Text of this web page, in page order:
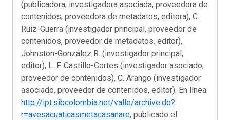
(publicadora, investigadora asociada, proveedora de
contenidos, proveedora de metadatos, editora), C.
Ruiz-Guerra (investigador principal, proveedor de
contenidos, proveedor de metadatos, editor),
Johnston-González R. (investigador principal,
editor), L. F. Castillo-Cortes (investigador asociado,
proveedor de contenidos), C. Arango (investigador
asociado, proveedor de contenidos, editor). En línea
http://ipt.sibcolombia.net/valle/archive.do?
r=avesacuaticasmetacasanare, publicado el